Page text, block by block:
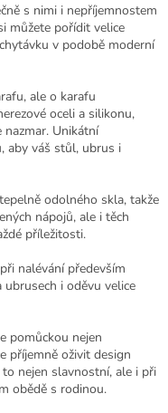
s nimi i nepříjemnostem
můžete pořídit velice
v podobě moderní
ale o karafu
oceli a silikonu,
nazmar. Unikátní
aby váš stůl, ubrus i
odolného skla, takže
nápojů, ale i těch
příležitosti.
nalévání především
ubrusech i oděvu velice
pomůckou nejen
příjemně oživit design
nejen slavnostní, ale i při
obědě s rodinou.